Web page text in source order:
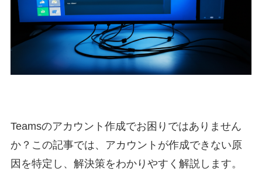
Teamsのアカウント作成でお困りではありません
か？この記事では、アカウントが作成できない原
因を特定し、解決策をわかりやすく解説します。